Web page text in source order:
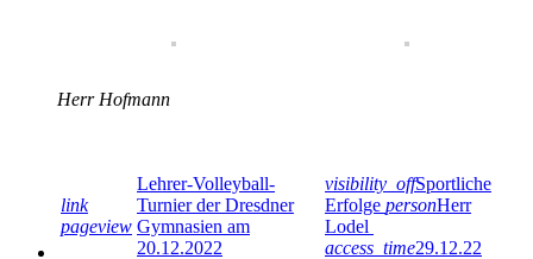
Herr Hofmann
link
pageview
Lehrer-Volleyball-
Turnier der Dresdner
Gymnasien am
20.12.2022
visibility_offSportliche
Erfolge personHerr
Lodel
access_time29.12.22